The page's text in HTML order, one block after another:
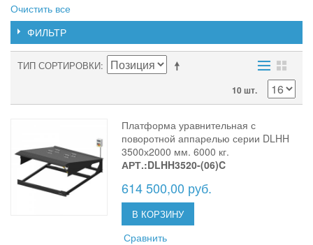
Очистить все
ФИЛЬТР
ТИП СОРТИРОВКИ
10 шт.
Платформа уравнительная с
поворотной аппарелью серии DLHH
3500х2000 мм. 6000 кг.
АРТ.:DLHH3520-(06)C
614 500,00 руб.
В КОРЗИНУ
Сравнить